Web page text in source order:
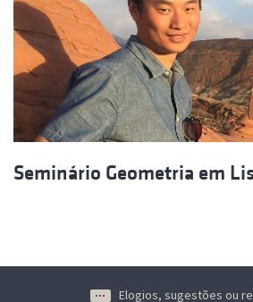
Seminário Geometria em
Elogios, sugestões ou